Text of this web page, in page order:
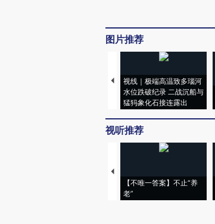
图片推荐
视线｜极端高温致多瑙河
水位跌破纪录 二战沉船与
猛犸象化石接连露出
视听推荐
【不唯一答案】不止“养
老”